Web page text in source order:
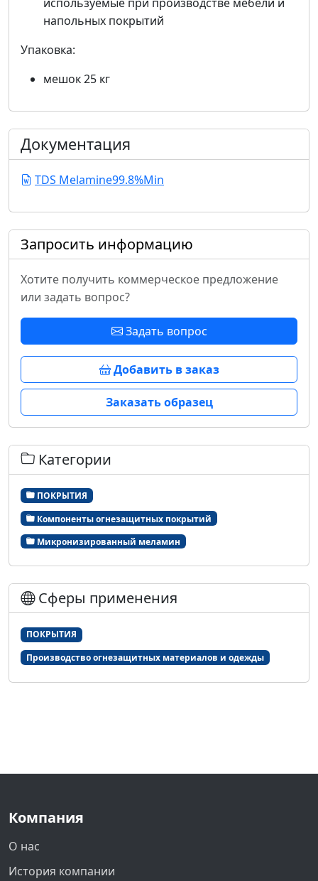
напольных покрытий
Упаковка:
мешок 25 кг
Документация
TDS Melamine99.8%Min
Запросить информацию
Хотите получить коммерческое предложение
или задать вопрос?
Задать вопрос
Добавить в заказ
Заказать образец
Категории
ПОКРЫТИЯ
Компоненты огнезащитных покрытий
Микронизированный меламин
Сферы применения
ПОКРЫТИЯ
Производство огнезащитных материалов и одежды
Компания
О нас
История компании